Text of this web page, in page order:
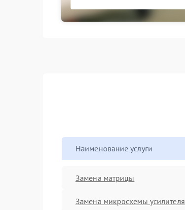
Наименование услуги
Замена матрицы
Замена микросхемы усилителя